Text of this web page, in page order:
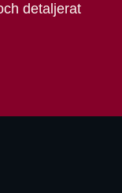
detaljerat